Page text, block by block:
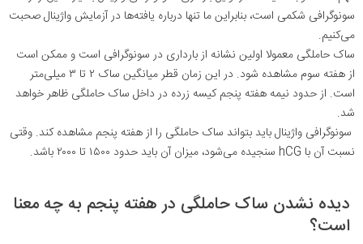
سونوگرافی شکمی است، بنابراین ما تنها درباره یافته‌ها در آزمایش واژینال صحبت
می‌کنیم.
ساک حاملگی معمولا اولین نشانه از بارداری در سونوگرافی است و ممکن است
از هفته سوم مشاهده شود. در این زمان قطر میانگین ساک ۲ تا ۳ میلی‌متر
است. از حدود نیمه هفته پنجم کیسه زرده در داخل ساک حاملگی ظاهر خواهد
شد.
سونوگرافی واژینال باید بتواند ساک حاملگی را از هفته پنجم مشاهده کند. وقتی
نسبت آن با hCG سنجیده می‌شود، میزان آن باید حدود ۱۵۰۰ تا ۲۰۰۰ باشد.
دیده نشدن ساک حاملگی در هفته پنجم به چه معنا
است؟